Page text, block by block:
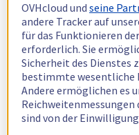
OVHcloud undseine
andere Tracker auf
für das Funktionieren
erforderlich. Sie
Sicherheit des Dienstes
bestimmte wesentliche
Andere ermöglichen es
Reichweitenmessungen
sind von der